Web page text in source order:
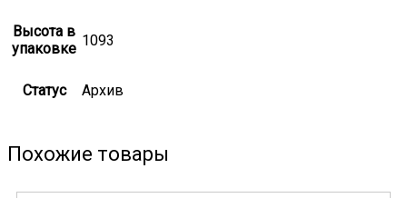
Высота в
упаковке 1093
Статус Архив
Похожие товары